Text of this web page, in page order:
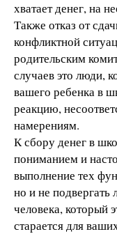
хватает денег, на
Также отказ от
конфликтной
родительским
случаев это люди,
вашего ребенка в
реакцию,
намерениям.
К сбору денег в
пониманием и
выполнение тех
но и не
человека, который
старается для